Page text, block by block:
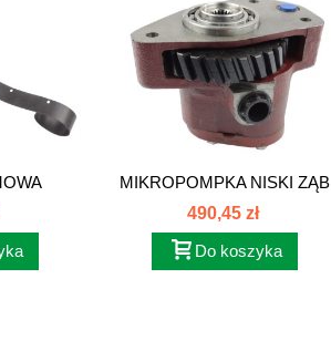
MIKROPOMPKA NISKI ZĄB
C385...
490,45 zł
Do koszyka